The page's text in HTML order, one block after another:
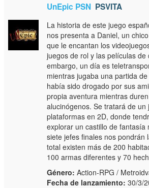
UnEpic PSN PSVITA
La historia de este juego
nos presenta a Daniel, un
que le encantan los
juegos de rol y las películas de
embargo, un día es
mientras jugaba una partida
había sido drogado por sus
propia aventura mientras
alucinógenos. Se tratará de un
plataformas en 2D, donde
explorar un castillo de fantasía
siete jefes finales nos pondrán
total existen más de 200
100 armas diferentes y 70
Género: Action-RPG /
Fecha de lanzamiento: 30/3/